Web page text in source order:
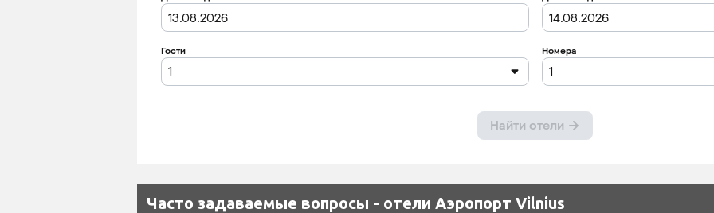
Часто задаваемые вопросы - отели Аэропорт Vilnius